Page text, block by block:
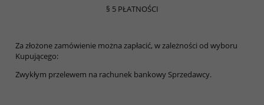
§ 5 PŁATNOŚCI
Za złożone zamówienie można zapłacić, w zależności od wyboru
Kupującego:
Zwykłym przelewem na rachunek bankowy Sprzedawcy.